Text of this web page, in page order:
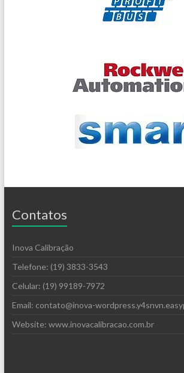
Contatos
Inova Calibração
Telefone: (19) 3833-3543
Celular: (19) 99189-7972
Email: contato@inova-
Website: www.inovacalibracao.com.br